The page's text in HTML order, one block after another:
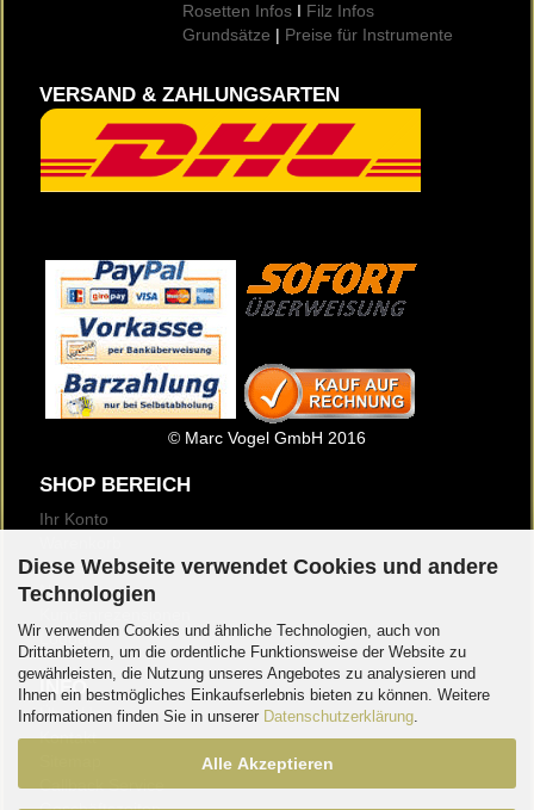
Diese Webseite verwendet Cookies und andere
Technologien
Wir verwenden Cookies und ähnliche Technologien, auch von
Drittanbietern, um die ordentliche Funktionsweise der Website zu
gewährleisten, die Nutzung unseres Angebotes zu analysieren und
Ihnen ein bestmögliches Einkaufserlebnis bieten zu können. Weitere
Informationen finden Sie in unserer Datenschutzerklärung
Alle Akzeptieren
Rosetten Infos I Filz Infos
Grundsätze | Preise für Instrumente
VERSAND & ZAHLUNGSARTEN
© Marc Vogel GmbH 2016
SHOP BEREICH
Ihr Konto
Merkzettel
Newsletter
Logout
INFO
Über Uns
Kontakt
Callback Service